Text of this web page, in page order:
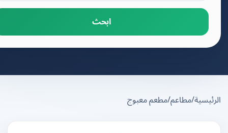
ابحث
/مطاعم/مطعم معبوج